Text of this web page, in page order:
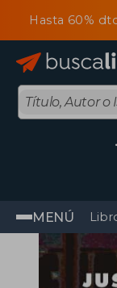
Hasta 60%
MENÚ